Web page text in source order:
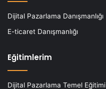
Dijital Pazarlama Danışmanlığı
E-ticaret Danışmanlığı
Eğitimlerim
Dijital Pazarlama Temel Eğitimi